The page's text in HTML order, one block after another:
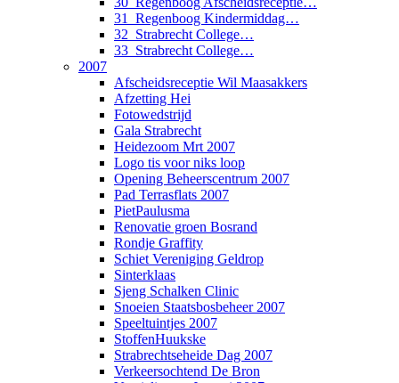
31_Regenboog Kindermiddag…
32_Strabrecht College…
33_Strabrecht College…
2007
Afscheidsreceptie Wil Maasakkers
Afzetting Hei
Fotowedstrijd
Gala Strabrecht
Heidezoom Mrt 2007
Logo tis voor niks loop
Opening Beheerscentrum 2007
Pad Terrasflats 2007
PietPaulusma
Renovatie groen Bosrand
Rondje Graffity
Schiet Vereniging Geldrop
Sinterklaas
Sjeng Schalken Clinic
Snoeien Staatsbosbeheer 2007
Speeltuintjes 2007
StoffenHuukske
Strabrechtseheide Dag 2007
Verkeersochtend De Bron